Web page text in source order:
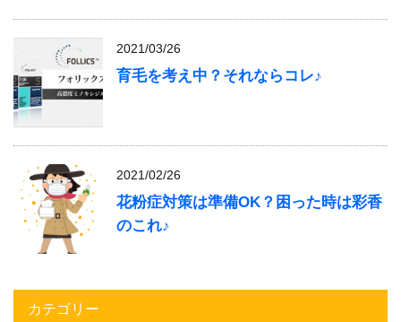
2021/03/26
育毛を考え中？それならコレ♪
2021/02/26
花粉症対策は準備OK？困った時は彩香
のこれ♪
カテゴリー